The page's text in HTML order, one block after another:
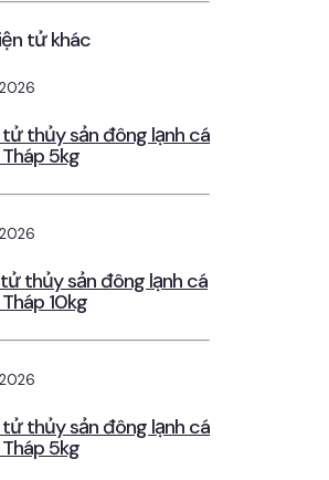
tử khác
thủy sản đông lạnh cá
5kg
thủy sản đông lạnh cá
10kg
thủy sản đông lạnh cá
5kg